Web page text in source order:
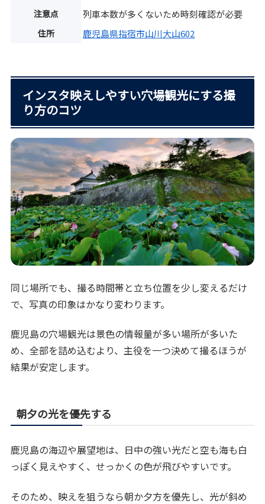
注意点 列車本数が多くないため時刻確認が必要
住所 鹿児島県指宿市山川大山602
インスタ映えしやすい穴場観光にする撮
り方のコツ
同じ場所でも、撮る時間帯と立ち位置を少し変えるだけ
で、写真の印象はかなり変わります。
鹿児島の穴場観光は景色の情報量が多い場所が多いた
め、全部を詰め込むより、主役を一つ決めて撮るほうが
結果が安定します。
朝夕の光を優先する
鹿児島の海辺や展望地は、日中の強い光だと空も海も白
っぽく見えやすく、せっかくの色が飛びやすいです。
そのため、映えを狙うなら朝か夕方を優先し、光が斜め